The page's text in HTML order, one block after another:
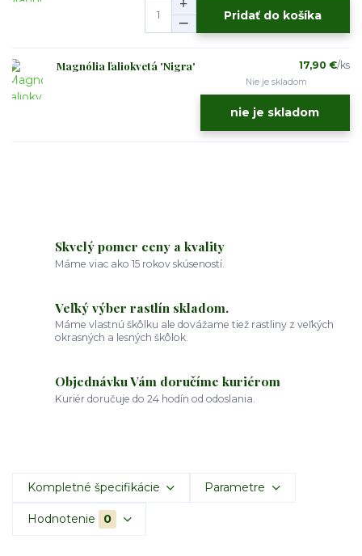
Pridať do košíka
Magnólia ľaliokvetá 'Nigra' 17,90 €/ks
Nie je skladom
nie je skladom
Skvelý pomer ceny a kvality
Máme viac ako 15 rokov skúseností.
Veľký výber rastlín skladom.
Máme vlastnú škôlku ale dovážame tiež rastliny z veľkých
okrasných a lesných škôlok.
Objednávku Vám doručíme kuriérom
Kuriér doručuje do 24 hodín od odoslania.
Kompletné špecifikácie Parametre
Hodnotenie 0